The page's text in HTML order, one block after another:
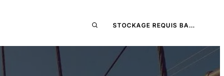
STOCKAGE REQUIS BA…